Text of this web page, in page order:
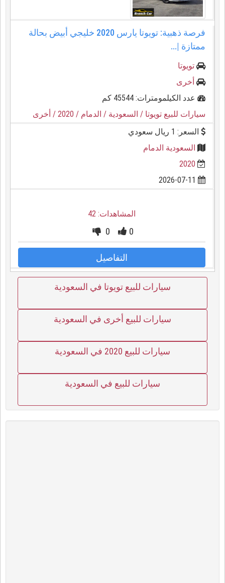
فرصة ذهبية: تويوتا يارس 2020 خليجي أبيض بحالة
ممتازة |...
تويوتا
أخرى
عدد الكيلمومترات: 45544 كم
سيارات للبيع تويوتا / السعودية / الدمام / 2020
/ أخرى
السعر: 1 ريال سعودي
السعودية الدمام
2020
المشاهدات: 42
0
0
التفاصيل
سيارات للبيع تويوتا في السعودية
سيارات للبيع أخرى في السعودية
سيارات للبيع 2020 في السعودية
سيارات للبيع في السعودية